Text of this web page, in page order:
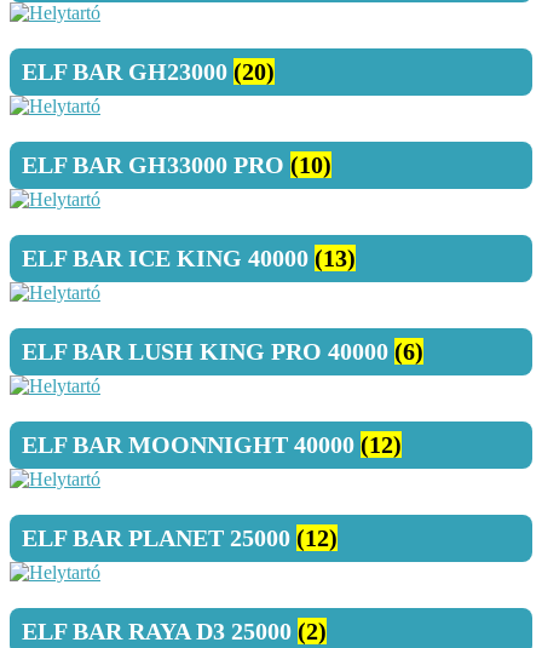
ELF BAR GH23000 (20)
ELF BAR GH33000 PRO (10)
ELF BAR ICE KING 40000 (13)
ELF BAR LUSH KING PRO 40000 (6)
ELF BAR MOONNIGHT 40000 (12)
ELF BAR PLANET 25000 (12)
ELF BAR RAYA D3 25000 (2)